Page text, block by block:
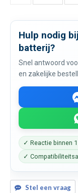
Hulp nodig
batterij?
Snel antwoord
en zakelijke
✓ Reactie binnen
✓
Stel een vraag